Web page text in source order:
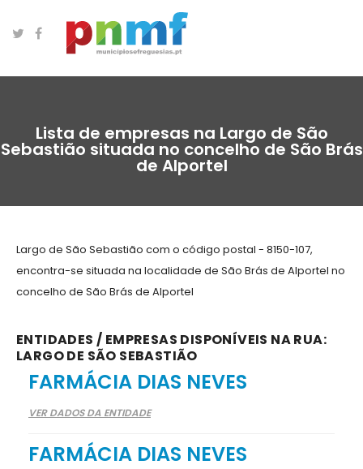
Lista de empresas na Largo de São
Sebastião situada no concelho de São Brás
de Alportel
Largo de São Sebastião com o código postal - 8150-107,
encontra-se situada na localidade de São Brás de Alportel no
concelho de São Brás de Alportel
ENTIDADES / EMPRESAS DISPONÍVEIS NA RUA:
LARGO DE SÃO SEBASTIÃO
FARMÁCIA DIAS NEVES
VER DADOS DA ENTIDADE
FARMÁCIA DIAS NEVES